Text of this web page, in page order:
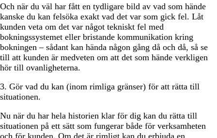
Och när du väl har fått en tydligare bild av vad som hände
kanske du kan felsöka exakt vad det var som gick fel. Låt
kunden veta om det var något tekniskt fel med
bokningssystemet eller bristande kommunikation kring
bokningen – sådant kan hända någon gång då och då, så se
till att kunden är medveten om att det som hände verkligen
hör till ovanligheterna.
3. Gör vad du kan (inom rimliga gränser) för att rätta till
situationen.
Nu när du har hela historien klar för dig kan du rätta till
situationen på ett sätt som fungerar både för verksamheten